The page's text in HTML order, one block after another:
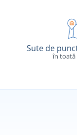
Sute de
în toată